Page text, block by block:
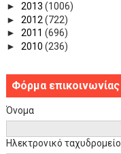
► 2013 (1006)
► 2012 (722)
► 2011 (696)
► 2010 (236)
Φόρμα επικοινωνίας
Όνομα
Ηλεκτρονικό ταχυδρομείο